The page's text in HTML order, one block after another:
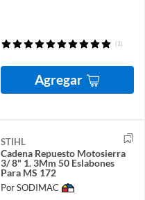
(1)
Agregar
STIHL
Cadena Repuesto Motosierra
3/ 8" 1. 3Mm 50 Eslabones
Para MS 172
Por SODIMAC